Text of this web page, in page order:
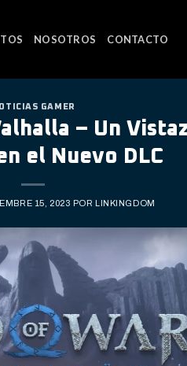
NOSOTROS CONTACTO
GAMER
– Un
el Nuevo DLC
15, 2023 POR LINKINGDOM